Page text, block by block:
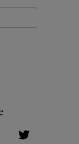
seins